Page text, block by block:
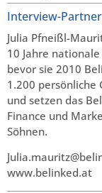
Interview-
Julia Pfneißl-
10 Jahre
bevor sie 2010
1.200 persönliche
und setzen das
Finance und
Söhnen.
www.belinked.at